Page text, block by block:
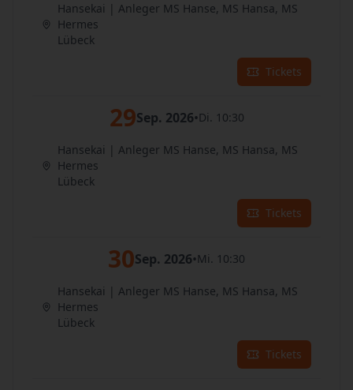
Hansekai | Anleger MS Hanse, MS Hansa, MS
Hermes
Lübeck
Tickets
29Sep. 2026•Di. 10:30
Hansekai | Anleger MS Hanse, MS Hansa, MS
Hermes
Lübeck
Tickets
30Sep. 2026•Mi. 10:30
Hansekai | Anleger MS Hanse, MS Hansa, MS
Hermes
Lübeck
Tickets